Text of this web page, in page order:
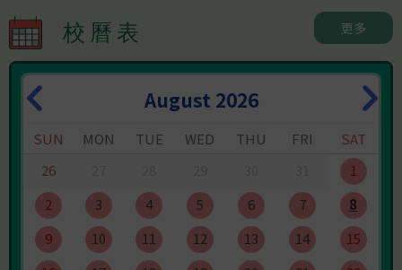
女丙4x50米自由泳接力亞軍
北區小學校際游泳比賽
成績:
更多
校曆表
August 2026
SUN MON TUE WED THU FRI
SAT
26
1
2
3 4 5 6 7
8
9
10 11 12 13 14
15